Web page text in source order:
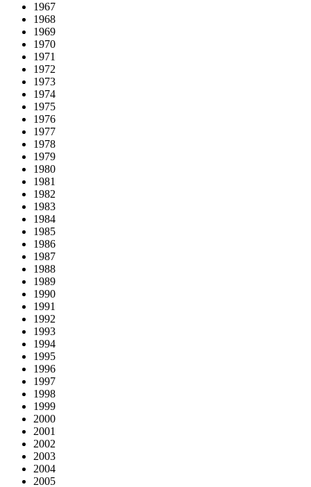
1967
1968
1969
1970
1971
1972
1973
1974
1975
1976
1977
1978
1979
1980
1981
1982
1983
1984
1985
1986
1987
1988
1989
1990
1991
1992
1993
1994
1995
1996
1997
1998
1999
2000
2001
2002
2003
2004
2005